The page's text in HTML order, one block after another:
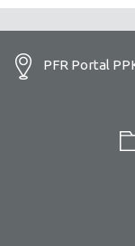
PFR Portal